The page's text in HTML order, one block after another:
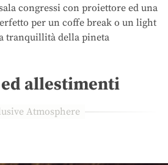
congressi con proiettore ed una
per un coffe break o un light
tranquillità della pineta
allestimenti